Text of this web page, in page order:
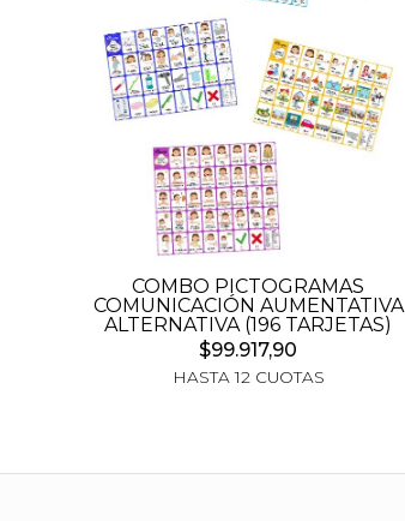
COMBO PICTOGRAMAS
COMUNICACIÓN AUMENTATIVA
ALTERNATIVA (196 TARJETAS)
$99.917,90
HASTA 12 CUOTAS